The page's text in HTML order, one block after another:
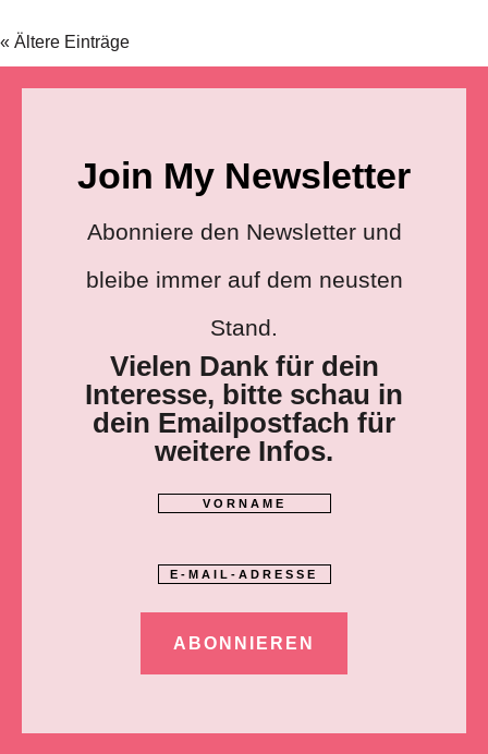
« Ältere Einträge
Join My Newsletter
Abonniere den Newsletter und
bleibe immer auf dem neusten
Stand.
Vielen Dank für dein
Interesse, bitte schau in
dein Emailpostfach für
weitere Infos.
ABONNIEREN